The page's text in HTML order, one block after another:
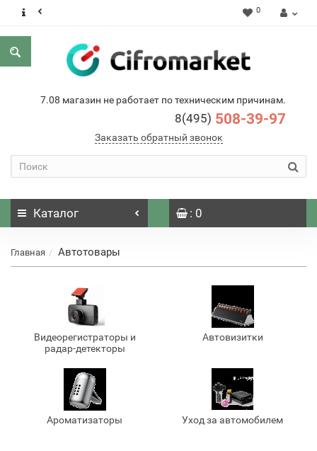
0
7.08 магазин не работает по техническим причинам.
8(495) 508-39-97
Заказать обратный звонок
Каталог : 0
Главная Автотовары
Видеорегистраторы и
радар-детекторы
Автовизитки
Ароматизаторы Уход за автомобилем